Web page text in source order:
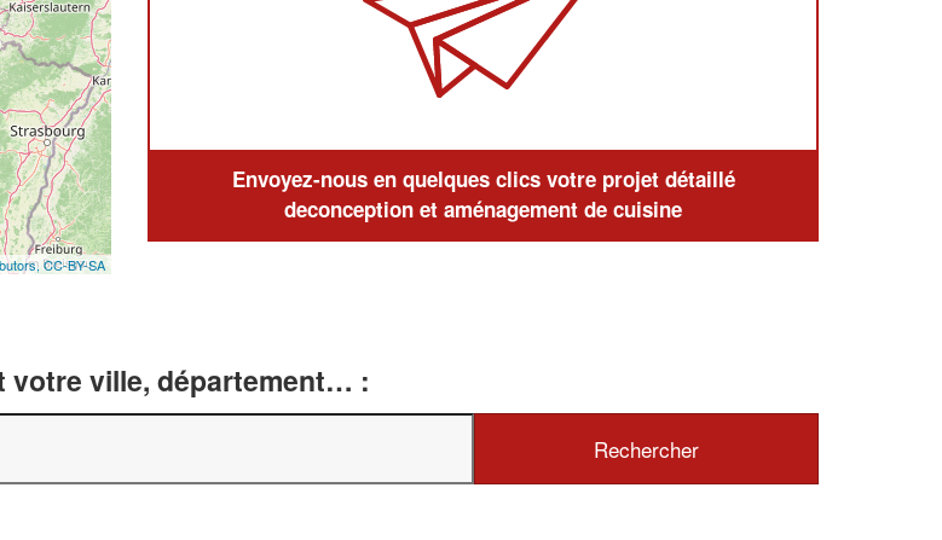
CC-BY-SA
Envoyez-nous en quelques clics votre projet détaillé
deconception et aménagement de cuisine
votre ville, département… :